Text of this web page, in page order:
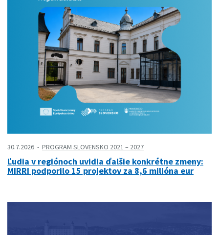
30.7.2026 PROGRAM SLOVENSKO 2021 – 2027
Ľudia v regiónoch uvidia ďalšie konkrétne zmeny:
MIRRI podporilo 15 projektov za 8,6 milióna eur